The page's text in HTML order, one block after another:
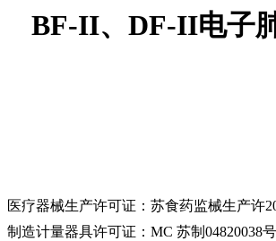
BF-II、 DF-II电子
医疗器械生产许可证：苏食药监械生产许
制造计量器具许可证： MC 苏制 04820038号